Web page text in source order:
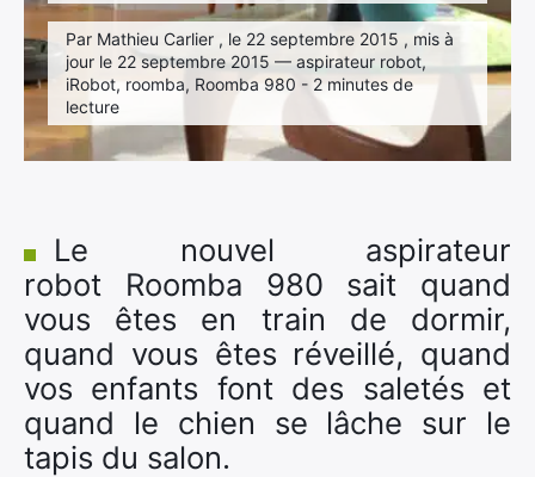
Par Mathieu Carlier , le 22 septembre 2015 , mis à
jour le 22 septembre 2015 — aspirateur robot,
iRobot, roomba, Roomba 980 - 2 minutes de
lecture
Le nouvel aspirateur
robot Roomba 980 sait quand
vous êtes en train de dormir,
quand vous êtes réveillé, quand
vos enfants font des saletés et
quand le chien se lâche sur le
tapis du salon.